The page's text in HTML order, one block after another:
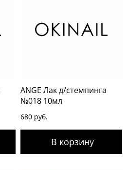
ANGE Лак д/стемпинга
№018 10мл
680 руб.